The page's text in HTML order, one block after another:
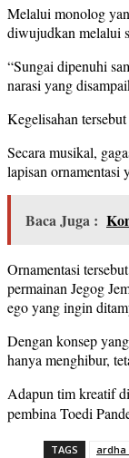
Melalui monolog
diwujudkan melalui
“Sungai dipenuhi
narasi yang
Kegelisahan
Secara musikal,
lapisan ornamentasi
Baca Juga :
Ornamentasi
permainan Jegog
ego yang ingin
Dengan konsep
hanya menghibur,
Adapun tim kreatif
pembina Toedi
TAGS ardha